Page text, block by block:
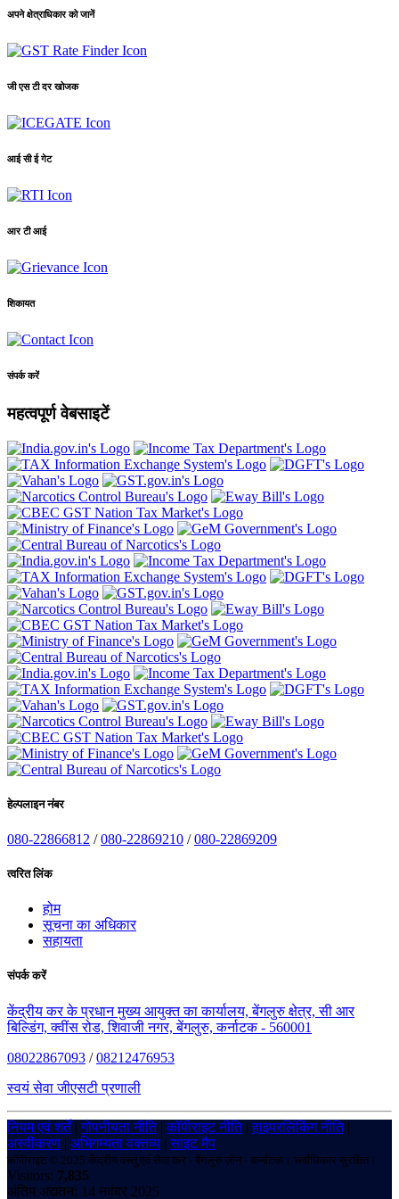
अपने क्षेत्राधिकार को जानें
जी एस टी दर खोजक
आई सी ई गेट
आर टी आई
शिकायत
संपर्क करें
महत्वपूर्ण वेबसाइटें
हेल्पलाइन नंबर
080-22866812 /080-22869210 /080-22869209
त्वरित लिंक
होम
सूचना का अधिकार
सहायता
संपर्क करें
केंद्रीय कर के प्रधान मुख्य आयुक्त का कार्यालय, बेंगलुरु क्षेत्र, सी आर
बिल्डिंग, क्वींस रोड, शिवाजी नगर, बेंगलुरु, कर्नाटक - 560001
08022867093 /08212476953
स्वयं सेवा जीएसटी प्रणाली
नियम एवं शर्तें|गोपनीयता नीति|कॉपीराइट नीति|हाइपरलिंकिंग नीति|
अस्वीकरण | अभिगम्यता वक्तव्य |साइट मैप
कॉपीराइट © 2025 केंद्रीय वस्तु एवं सेवा कर - बेंगलुरु ज़ोन - कर्नाटक। सर्वाधिकार सुरक्षित।
Visitors: 7,835
अंतिम अद्यतन: 14 नवंबर 2025